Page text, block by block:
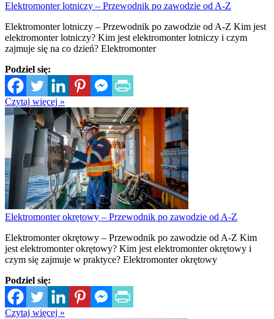
Elektromonter lotniczy – Przewodnik po zawodzie od A-Z
Elektromonter lotniczy – Przewodnik po zawodzie od A-Z Kim jest
elektromonter lotniczy? Kim jest elektromonter lotniczy i czym
zajmuje się na co dzień? Elektromonter
Podziel się:
Czytaj więcej »
Elektromonter okrętowy – Przewodnik po zawodzie od A-Z
Elektromonter okrętowy – Przewodnik po zawodzie od A-Z Kim
jest elektromonter okrętowy? Kim jest elektromonter okrętowy i
czym się zajmuje w praktyce? Elektromonter okrętowy
Podziel się:
Czytaj więcej »